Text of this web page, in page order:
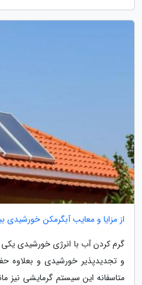
از مزایا و معایب آبگرمکن خورشیدی
گرم کردن آب با انرژی خورشیدی یکی
و تجدیدپذیر خورشیدی و
متاسفانه این سیستم گرمایشی نیز